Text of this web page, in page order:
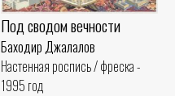
Под сводом вечности
Баходир Джалалов
Настенная роспись / фреска -
1995 год